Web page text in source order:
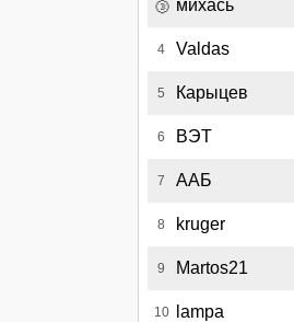
михась
4 Valdas
5 Карыцев
6 ВЭТ
7 ААБ
8 kruger
9 Martos21
10 lampa